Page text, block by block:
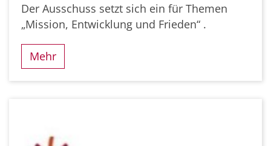
Der Ausschuss setzt sich ein für Themen
„Mission, Entwicklung und Frieden“ .
Mehr